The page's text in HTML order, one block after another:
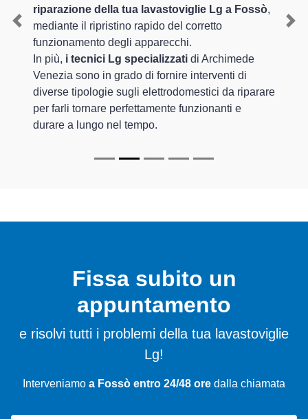
riparazione della tua lavastoviglie Lg a Fossò,
mediante il ripristino rapido del corretto
funzionamento degli apparecchi.
In più, i tecnici Lg specializzati di Archimede
Venezia sono in grado di fornire interventi di
diverse tipologie sugli elettrodomestici da riparare
per farli tornare perfettamente funzionanti e
durare a lungo nel tempo.
Previous
Fissa subito un
appuntamento
e risolvi tutti i problemi della tua lavastoviglie
Lg!
Interveniamo a Fossò entro 24/48 ore dalla chiamata